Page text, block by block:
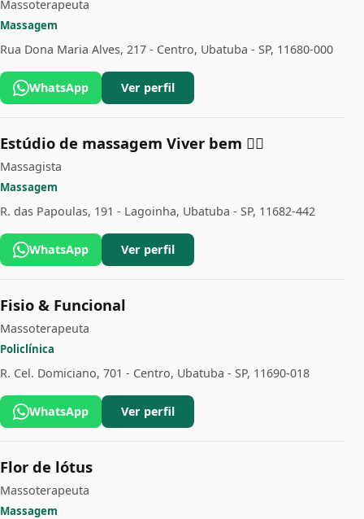
Massoterapeuta
Massagem
Rua Dona Maria Alves, 217 - Centro, Ubatuba - SP, 11680-000
WhatsApp Ver perfil
Estúdio de massagem Viver bem 💆‍♀️
Massagista
Massagem
R. das Papoulas, 191 - Lagoinha, Ubatuba - SP, 11682-442
WhatsApp Ver perfil
Fisio & Funcional
Massoterapeuta
Policlínica
R. Cel. Domiciano, 701 - Centro, Ubatuba - SP, 11690-018
WhatsApp Ver perfil
Flor de lótus
Massoterapeuta
Massagem